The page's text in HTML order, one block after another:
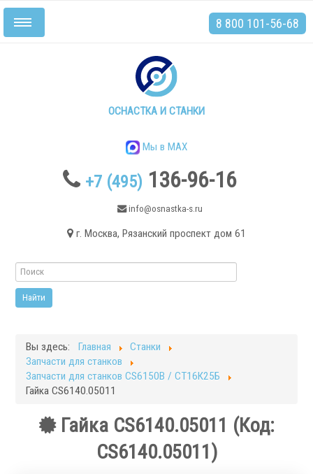
ОСНАСТКА И СТАНКИ
Мы в MAX
+7 (495) 136-96-16
info@osnastka-s.ru
г. Москва, Рязанский проспект дом 61
Включить/
выключить
8 800 101-56-68
Токарные станки
Токарные станки с ЧПУ
Плоскошлифовальные станки
Запчасти для станков
Вы здесь: Главная
Станки
Запчасти для станков
Запчасти для станков CS6150B / СТ16К25Б
Гайка CS6140.05011
Гайка CS6140.05011 (Код:
CS6140.05011 )